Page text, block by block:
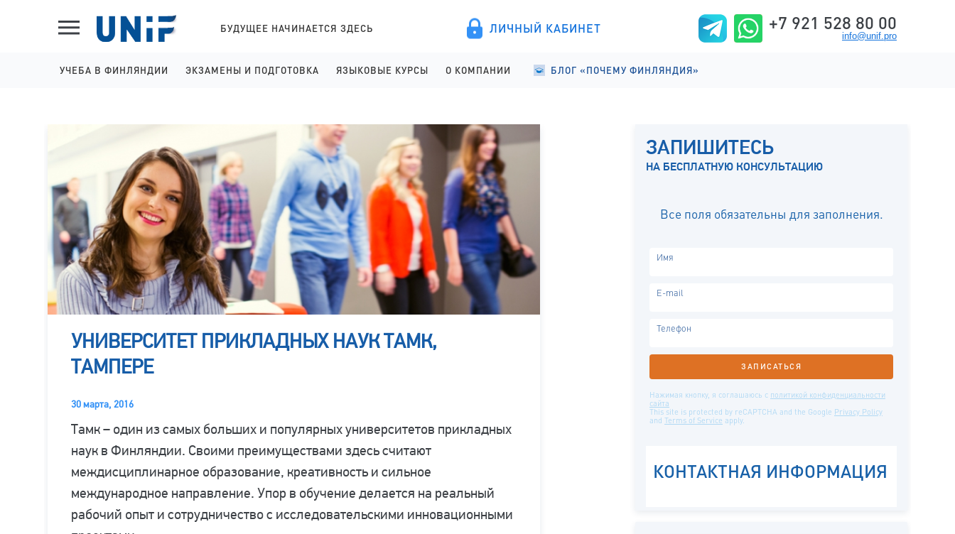
БУДУЩЕЕ НАЧИНАЕТСЯ ЗДЕСЬ ЛИЧНЫЙ КАБИНЕТ +7 921 528 80 00
info@unif.pro
УЧЕБА В ФИНЛЯНДИИ
КОЛЛЕДЖИ НА АНГЛИЙСКОМ
УНИВЕРСИТЕТЫ НА АНГЛИЙСКОМ
КОЛЛЕДЖИ НА ФИНСКОМ
ЭКЗАМЕНЫ И ПОДГОТОВКА
YKI ПОДГОТОВКА И РЕГИСТРАЦИЯ
ЯЗЫКОВЫЕ КУРСЫ
АНГЛИЙСКИЙ ДЛЯ ШКОЛЬНИКОВ
АНГЛИЙСКИЙ ДЛЯ СТАРШЕКЛАССНИКОВ
АНГЛИЙСКИЙ ДЛЯ ВЗРОСЛЫХ
ФИНСКИЙ ДЛЯ ПОСТУПАЮЩИХ
О КОМПАНИИ
ПРАВОВЫЕ ДОКУМЕНТЫ
СОТРУДНИЧЕСТВО
БЛОГ «ПОЧЕМУ ФИНЛЯНДИЯ»
СТУДЕНЧЕСКАЯ ЖИЗНЬ
УНИВЕРСИТЕТ ПРИКЛАДНЫХ НАУК ТАМК,
ТАМПЕРЕ
30 марта, 2016
Тамк – один из самых больших и популярных университетов прикладных
наук в Финляндии. Своими преимуществами здесь считают
междисциплинарное образование, креативность и сильное
международное направление. Упор в обучение делается на реальный
рабочий опыт и сотрудничество с исследовательскими инновационными
ЗАПИШИТЕСЬ
НА БЕСПЛАТНУЮ КОНСУЛЬТАЦИЮ